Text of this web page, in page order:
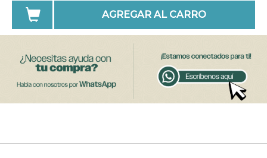
AGREGAR AL CARRO